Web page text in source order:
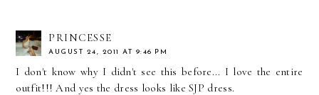
PRINCESSE
AUGUST 24, 2011 AT 9:46 PM
I don't know why I didn't see this before... I love the entire
outfit!!! And yes the dress looks like SJP dress.